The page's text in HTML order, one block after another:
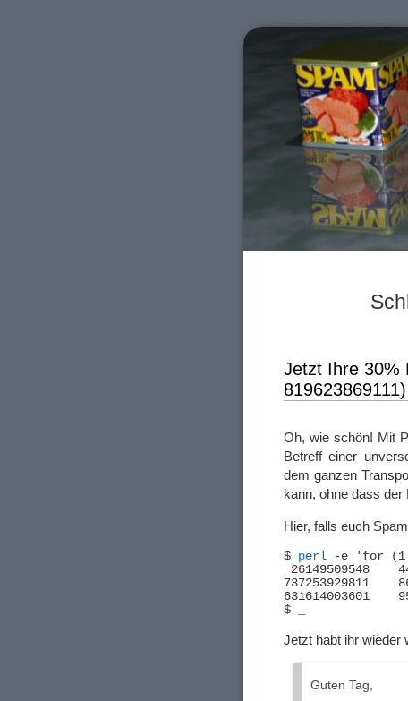
Jetzt Ihre 30%
819623869111)
Oh, wie schön! Mit
Betreff einer
dem ganzen
kann, ohne dass
Hier, falls euch
$ perl -e 'for
26149509548	446613307666	796593848519	681569566077
737253929811	867301493312	299692685058	402332815357
631614003601	956762288216	374482039819	903887555924
Jetzt habt ihr wieder
Guten Tag,